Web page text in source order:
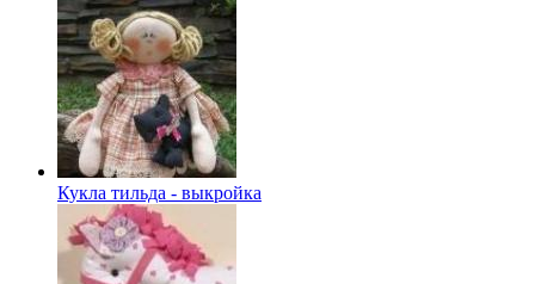
Кукла тильда - выкройка